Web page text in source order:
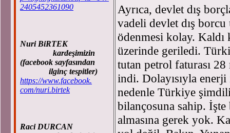
2405452361090
Nuri BiRTEK
kardeşimizin
(facebook sayfasından
ilginç tespitler)
https://www.facebook.
com/nuri.birtek
Raci DURCAN
Ayrıca, devlet dış
vadeli devlet dış
ödenmesi kolay.
üzerinde geriledi.
tutan petrol faturası
indi. Dolayısıyla
nedenle Türkiye
bilançosuna sahip.
almasına gerek yok.